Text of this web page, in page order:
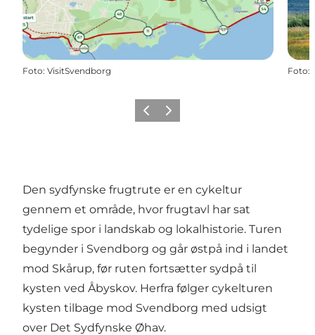
Foto: VisitSvendborg Foto:
ForrigeNæste
Den sydfynske frugtrute er en cykeltur
gennem et område, hvor frugtavl har sat
tydelige spor i landskab og lokalhistorie. Turen
begynder i Svendborg og går østpå ind i landet
mod Skårup, før ruten fortsætter sydpå til
kysten ved Åbyskov. Herfra følger cykelturen
kysten tilbage mod Svendborg med udsigt
over Det Sydfynske Øhav.